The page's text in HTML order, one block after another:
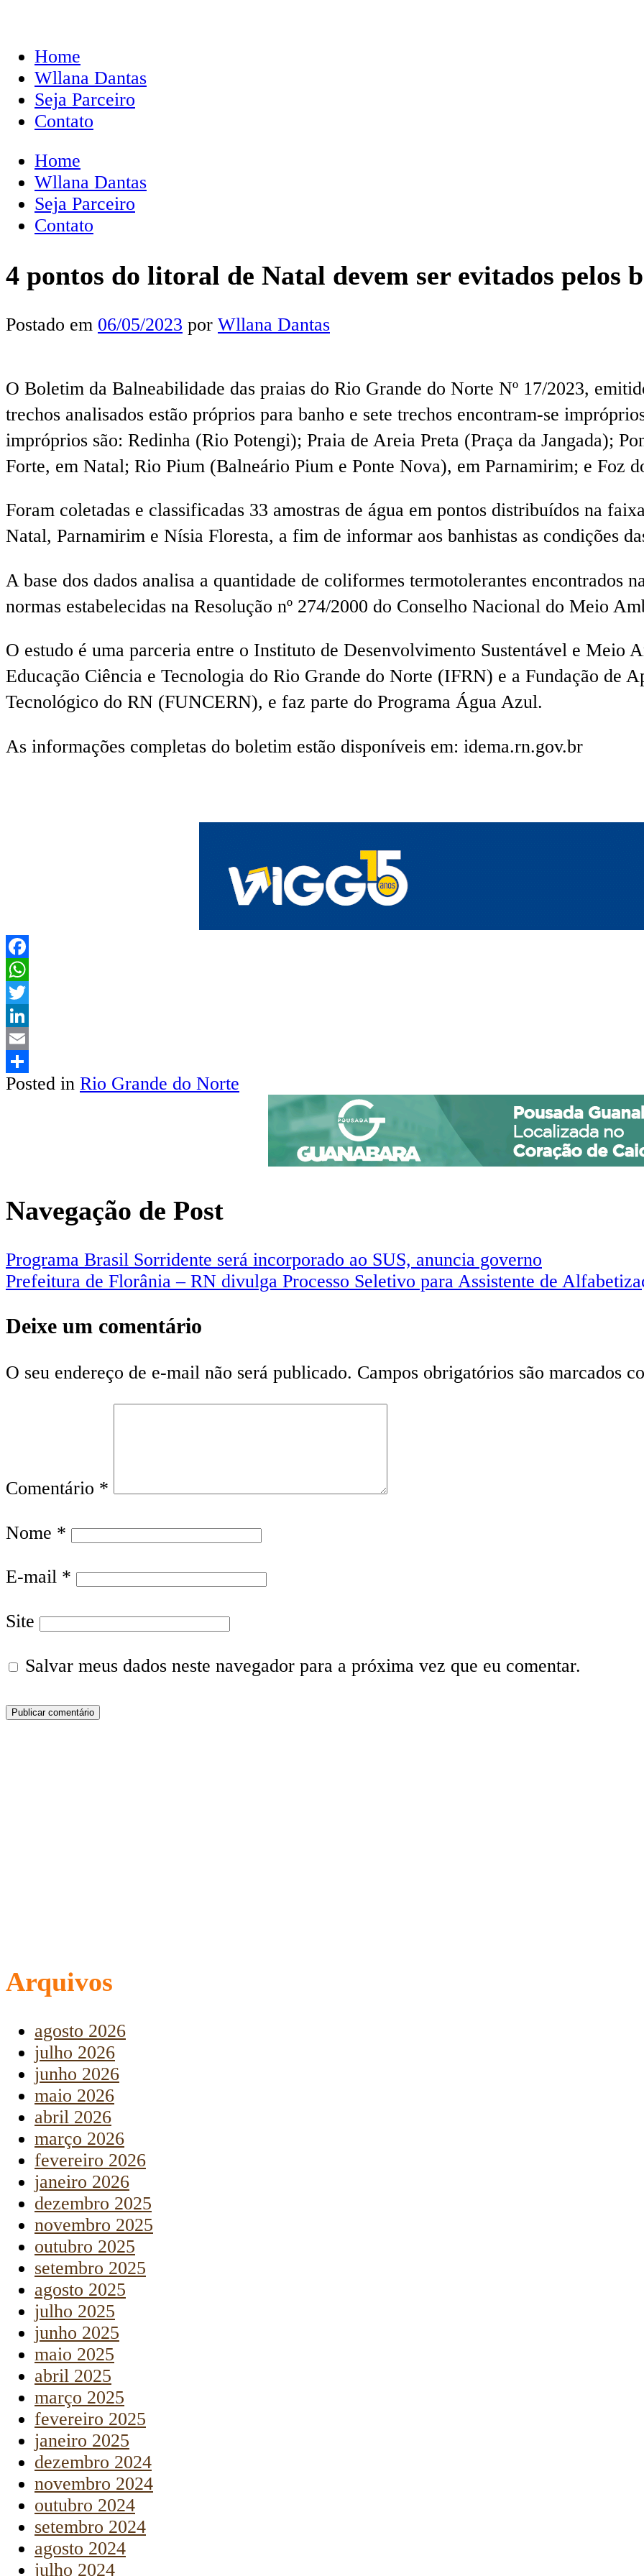
Home
Wllana Dantas
Seja Parceiro
Contato
Home
Wllana Dantas
Seja Parceiro
Contato
4 pontos do litoral de Natal devem ser evitados pelos
Postado em 06/05/2023 por Wllana Dantas
O Boletim da Balneabilidade das praias do Rio Grande do Norte Nº 17/2023,
trechos analisados estão próprios para banho e sete trechos encontram-se
impróprios são: Redinha (Rio Potengi); Praia de Areia Preta (Praça da Jangada);
Forte, em Natal; Rio Pium (Balneário Pium e Ponte Nova), em Parnamirim; e Foz
Foram coletadas e classificadas 33 amostras de água em pontos distribuídos na
Natal, Parnamirim e Nísia Floresta, a fim de informar aos banhistas as condições
A base dos dados analisa a quantidade de coliformes termotolerantes encontrados
normas estabelecidas na Resolução nº 274/2000 do Conselho Nacional do Meio
O estudo é uma parceria entre o Instituto de Desenvolvimento Sustentável e Meio
Educação Ciência e Tecnologia do Rio Grande do Norte (IFRN) e a Fundação de
Tecnológico do RN (FUNCERN), e faz parte do Programa Água Azul.
As informações completas do boletim estão disponíveis em: idema.rn.gov.br
Facebook
WhatsApp
Twitter
LinkedIn
Email
Share
Posted in Rio Grande do Norte
Navegação de Post
Programa Brasil Sorridente será incorporado ao SUS, anuncia governo
Prefeitura de Florânia – RN divulga Processo Seletivo para Assistente de
Deixe um comentário
O seu endereço de e-mail não será publicado. Campos obrigatórios são marcados
Comentário *
Nome *
E-mail *
Site
Salvar meus dados neste navegador para a próxima vez que eu comentar.
Arquivos
agosto 2026
julho 2026
junho 2026
maio 2026
abril 2026
março 2026
fevereiro 2026
janeiro 2026
dezembro 2025
novembro 2025
outubro 2025
setembro 2025
agosto 2025
julho 2025
junho 2025
maio 2025
abril 2025
março 2025
fevereiro 2025
janeiro 2025
dezembro 2024
novembro 2024
outubro 2024
setembro 2024
agosto 2024
julho 2024